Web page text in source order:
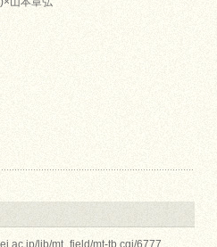
lib/mt_field/mt-tb.cgi/6777